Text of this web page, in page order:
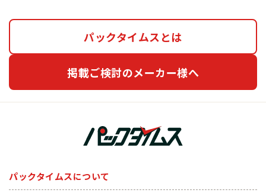
パックタイムスとは
掲載ご検討のメーカー様へ
パックタイムスについて